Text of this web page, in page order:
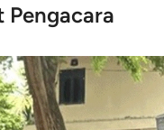
Pengacara